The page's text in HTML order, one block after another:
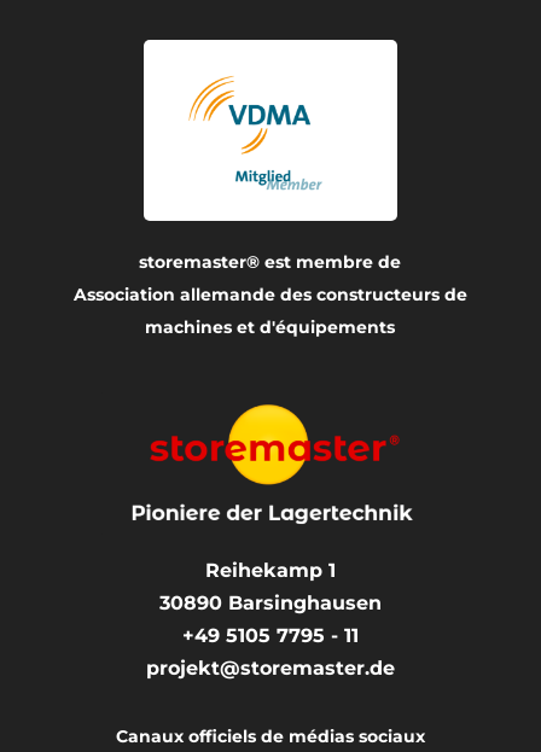
storemaster® est membre de
Association allemande des constructeurs de
machines et d'équipements
Reihekamp 1
30890 Barsinghausen
+49 5105 7795 - 11
projekt@storemaster.de
Canaux officiels de médias sociaux